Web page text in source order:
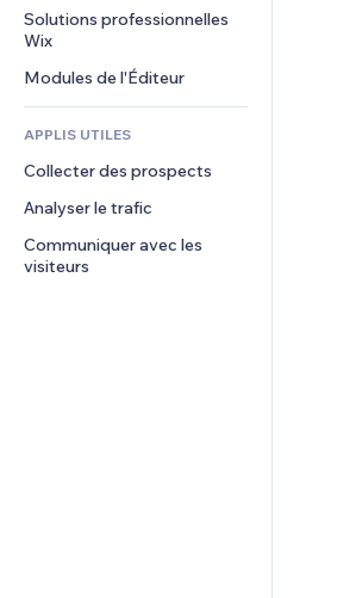
Financement participatif
Alimentation et boissons
Actualités
Services de contenu
Effets de texte
Bannières et badges
Calculateurs
Rechercher
Téléphone
Communauté
Avis et commentaires
Solutions professionnelles
Wix
Modules de l'Éditeur
APPLIS UTILES
Collecter des prospects
Analyser le trafic
Communiquer avec les
visiteurs